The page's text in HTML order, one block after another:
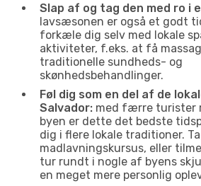
Slap af og tag den med ro i
lavsæsonen er også et godt
forkæle dig selv med lokale
aktiviteter, f.eks. at få
traditionelle sundheds- og
skønhedsbehandlinger.
Føl dig som en del af de
Salvador: med færre turister
byen er dette det bedste
dig i flere lokale traditioner.
madlavningskursus, eller
tur rundt i nogle af byens
en meget mere personlig